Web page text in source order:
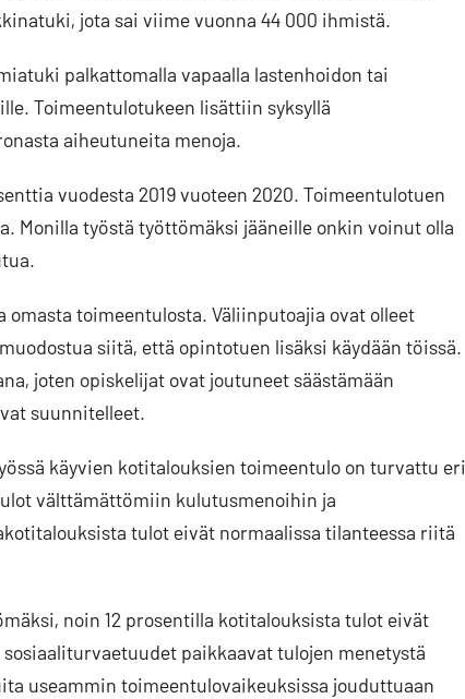
jota sai viime vuonna 44 000 ihmistä.
palkattomalla vapaalla lastenhoidon tai
Toimeentulotukeen lisättiin syksyllä
aiheutuneita menoja.
vuodesta 2019 vuoteen 2020. Toimeentulotuen
Monilla työstä työttömäksi jääneille onkin voinut olla
toimeentulosta. Väliinputoajia ovat olleet
siitä, että opintotuen lisäksi käydään töissä.
joten opiskelijat ovat joutuneet säästämään
suunnitelleet.
käyvien kotitalouksien toimeentulo on turvattu eri
välttämättömiin kulutusmenoihin ja
tulot eivät normaalissa tilanteessa riitä
noin 12 prosentilla kotitalouksista tulot eivät
paikkaavat tulojen menetystä
useammin toimeentulovaikeuksissa jouduttuaan